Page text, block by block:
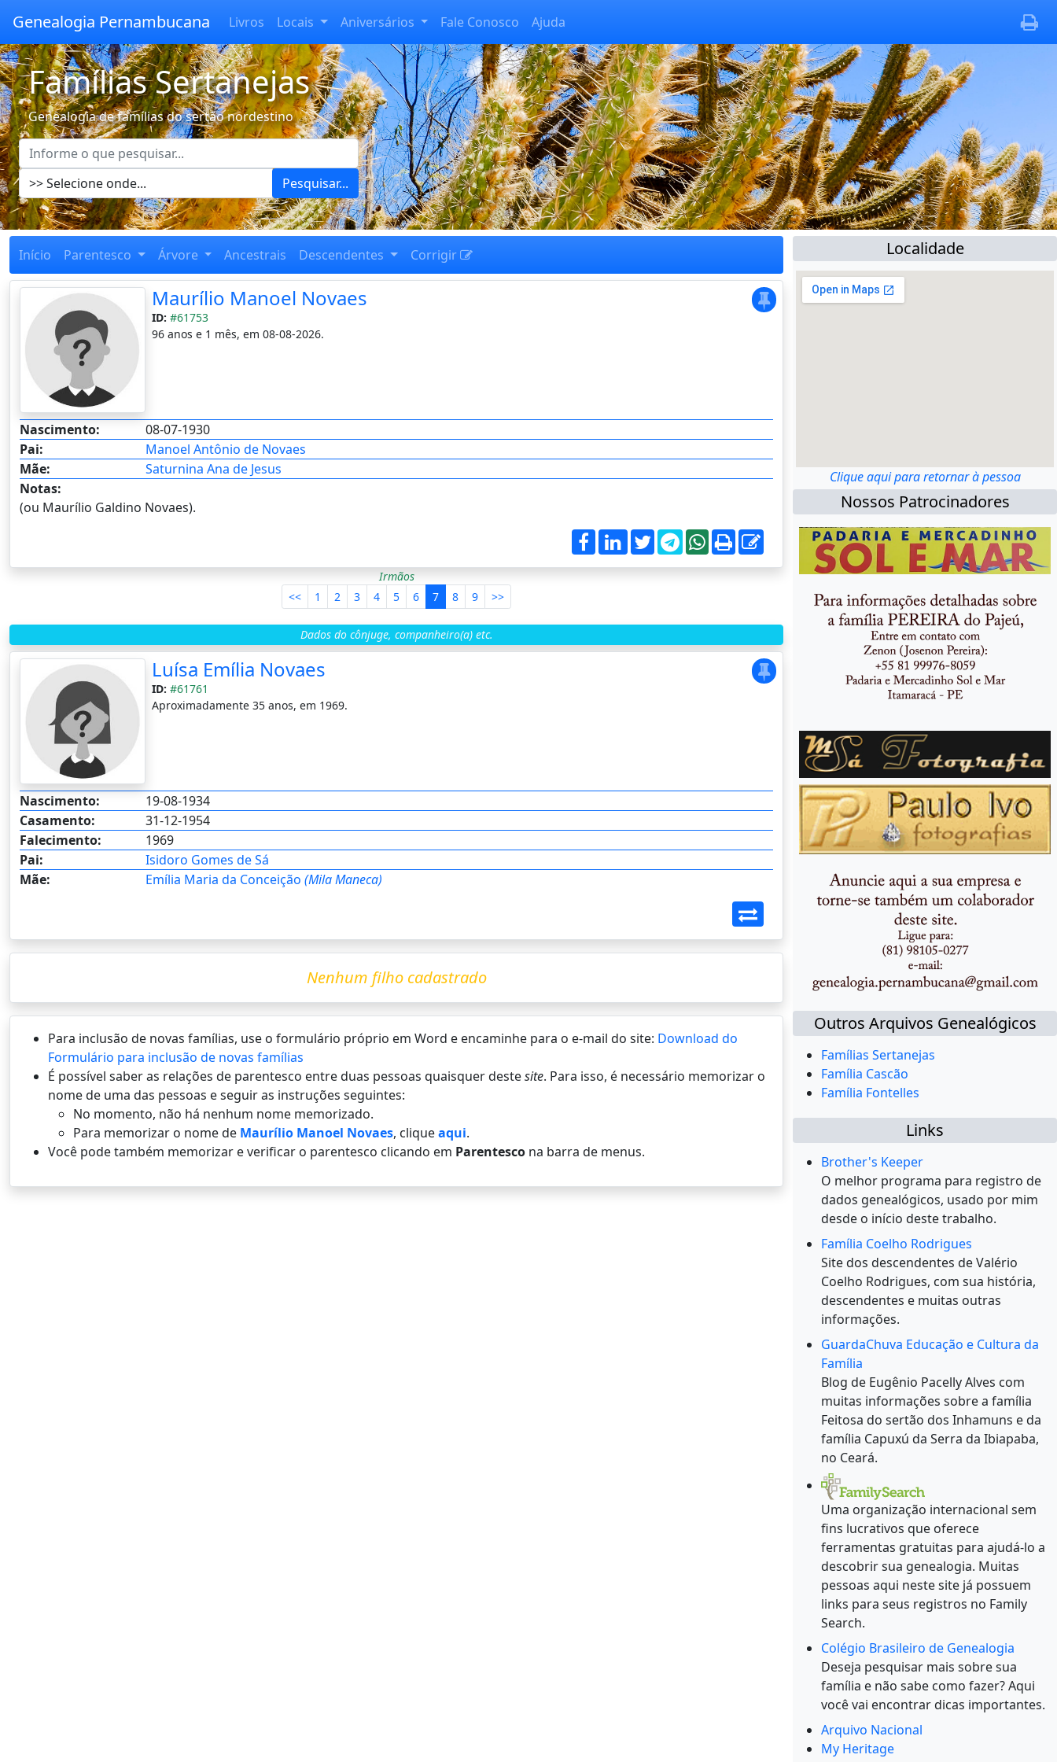
Genealogia Pernambucana Livros Locais Aniversários Fale Conosco Ajuda
Famílias Sertanejas
Genealogia de famílias do sertão nordestino
Pesquisar...
Início Parentesco Árvore Ancestrais Descendentes Corrigir
Maurílio Manoel Novaes
ID: #61753
96 anos e 1 mês, em 08-08-2026.
Nascimento:
08-07-1930
Pai:
Manoel Antônio de Novaes
Mãe:
Saturnina Ana de Jesus
Notas:
(ou Maurílio Galdino Novaes).
Irmãos
<<
1 2 3 4 5 6 7 8 9 >>
Dados do cônjuge, companheiro(a) etc.
Luísa Emília Novaes
ID: #61761
Aproximadamente 35 anos, em 1969.
Nascimento:
19-08-1934
Casamento:
31-12-1954
Falecimento:
1969
Pai:
Isidoro Gomes de Sá
Mãe:
Emília Maria da Conceição (Mila Maneca)
Nenhum filho cadastrado
Para inclusão de novas famílias, use o formulário próprio em Word e encaminhe para o e-mail do site: Download do
Formulário para inclusão de novas famílias
É possí­vel saber as relações de parentesco entre duas pessoas quaisquer destesite. Para isso, é necessário memorizar o
nome de uma das pessoas e seguir as instruções seguintes:
No momento, não há nenhum nome memorizado.
Para memorizar o nome de Maurílio Manoel Novaes, cliqueaqui.
Você pode também memorizar e verificar o parentesco clicando em Parentesco na barra de menus.
Localidade
Clique aqui para retornar à pessoa
Nossos Patrocinadores
Outros Arquivos Genealógicos
Famílias Sertanejas
Família Cascão
Família Fontelles
Links
Brother's Keeper
O melhor programa para registro de
dados genealógicos, usado por mim
desde o início deste trabalho.
Família Coelho Rodrigues
Site dos descendentes de Valério
Coelho Rodrigues, com sua história,
descendentes e muitas outras
informações.
GuardaChuva Educação e Cultura da
Família
Blog de Eugênio Pacelly Alves com
muitas informações sobre a família
Feitosa do sertão dos Inhamuns e da
família Capuxú da Serra da Ibiapaba,
no Ceará.
Uma organização internacional sem
fins lucrativos que oferece
ferramentas gratuitas para ajudá-lo a
descobrir sua genealogia. Muitas
pessoas aqui neste site já possuem
links para seus registros no Family
Search.
Colégio Brasileiro de Genealogia
Deseja pesquisar mais sobre sua
família e não sabe como fazer? Aqui
você vai encontrar dicas importantes.
Arquivo Nacional
My Heritage